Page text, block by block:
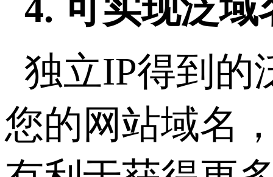
4. 可实现泛域
独立IP得到的
您的网站域名